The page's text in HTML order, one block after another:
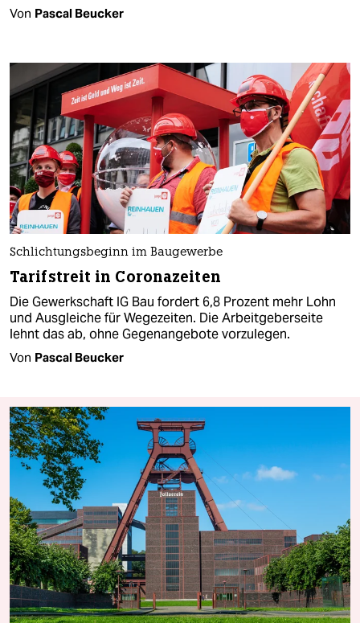
Von Pascal Beucker
Schlichtungsbeginn im Baugewerbe
Tarifstreit in Coronazeiten
Die Gewerkschaft IG Bau fordert 6,8 Prozent mehr Lohn
und Ausgleiche für Wegezeiten. Die Arbeitgeberseite
lehnt das ab, ohne Gegenangebote vorzulegen.
Von Pascal Beucker